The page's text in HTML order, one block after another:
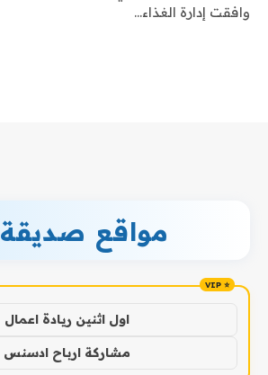
وافقت إدارة الغذاء…
مواقع صديقة
اول اثنين ريادة اعمال
مشاركة ارباح ادسنس